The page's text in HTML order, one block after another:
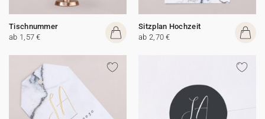
Tischnummer
ab 1,57 €
Sitzplan Hochzeit
ab 2,70 €